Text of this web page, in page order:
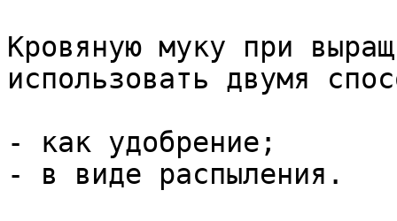
Кровяную муку при
использовать двумя
- как удобрение;
- в виде распыления.